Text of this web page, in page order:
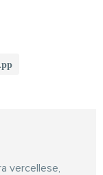
vercellese,